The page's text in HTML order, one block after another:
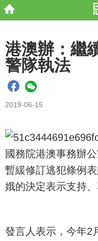
港澳辦：繼
警隊執法
2019-06-15
國務院港澳事務辦
暫緩修訂逃犯條例
娥的決定表示支持、
發言人表示，今年2